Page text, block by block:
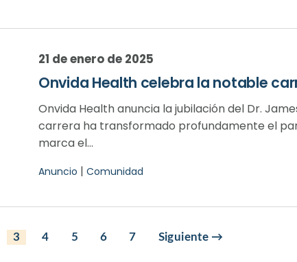
21 de enero de 2025
Onvida Health celebra la notable
Onvida Health anuncia la jubilación del Dr.
carrera ha transformado profundamente el
marca el...
Anuncio | Comunidad
3 4 5 6 7 Siguiente →